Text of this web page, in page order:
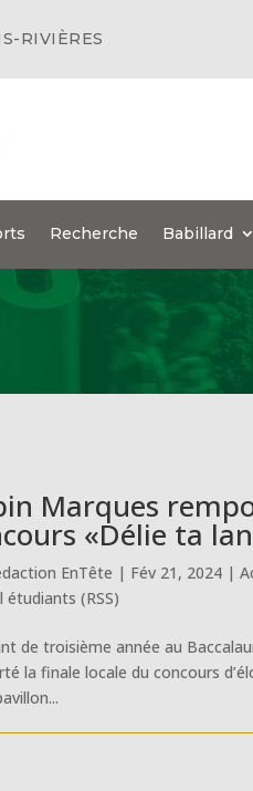
RIVIÈRES
Recherche Babillard
Marques
«Délie ta
EnTête | Fév 21, 2024 |
étudiants (RSS)
de troisième année au
la finale locale du concours